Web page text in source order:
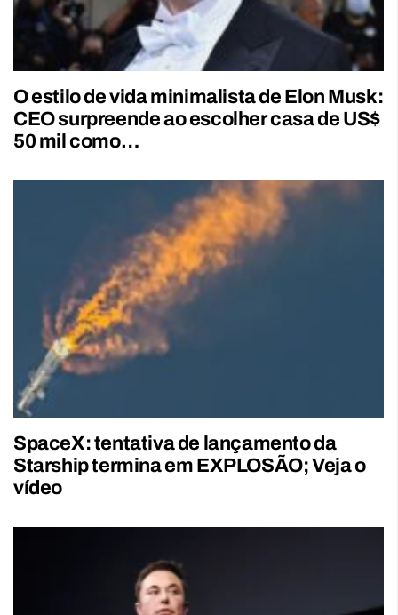
O estilo de vida minimalista de Elon Musk:
CEO surpreende ao escolher casa de US$
50 mil como…
SpaceX: tentativa de lançamento da
Starship termina em EXPLOSÃO; Veja o
vídeo